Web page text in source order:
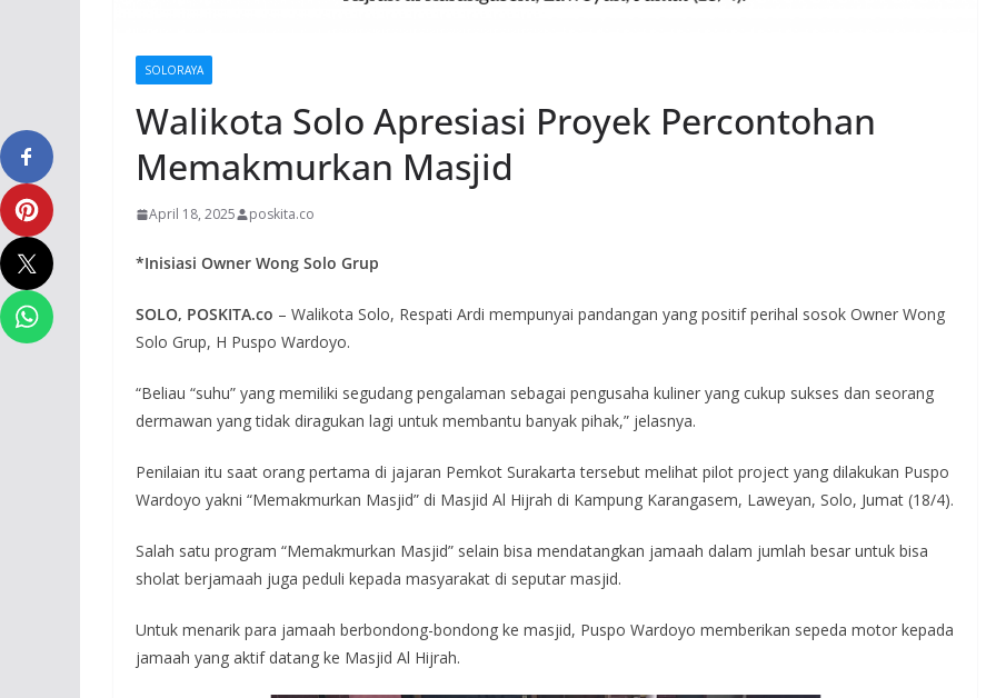
SOLORAYA
Walikota Solo Apresiasi Proyek Percontohan
Memakmurkan Masjid
April 18, 2025 poskita.co
*Inisiasi Owner Wong Solo Grup
SOLO, POSKITA.co – Walikota Solo, Respati Ardi mempunyai pandangan yang positif perihal sosok Owner Wong
Solo Grup, H Puspo Wardoyo.
“Beliau “suhu” yang memiliki segudang pengalaman sebagai pengusaha kuliner yang cukup sukses dan seorang
dermawan yang tidak diragukan lagi untuk membantu banyak pihak,” jelasnya.
Penilaian itu saat orang pertama di jajaran Pemkot Surakarta tersebut melihat pilot project yang dilakukan Puspo
Wardoyo yakni “Memakmurkan Masjid” di Masjid Al Hijrah di Kampung Karangasem, Laweyan, Solo, Jumat (18/4).
Salah satu program “Memakmurkan Masjid” selain bisa mendatangkan jamaah dalam jumlah besar untuk bisa
sholat berjamaah juga peduli kepada masyarakat di seputar masjid.
Untuk menarik para jamaah berbondong-bondong ke masjid, Puspo Wardoyo memberikan sepeda motor kepada
jamaah yang aktif datang ke Masjid Al Hijrah.